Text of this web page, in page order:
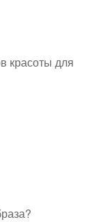
красоты для